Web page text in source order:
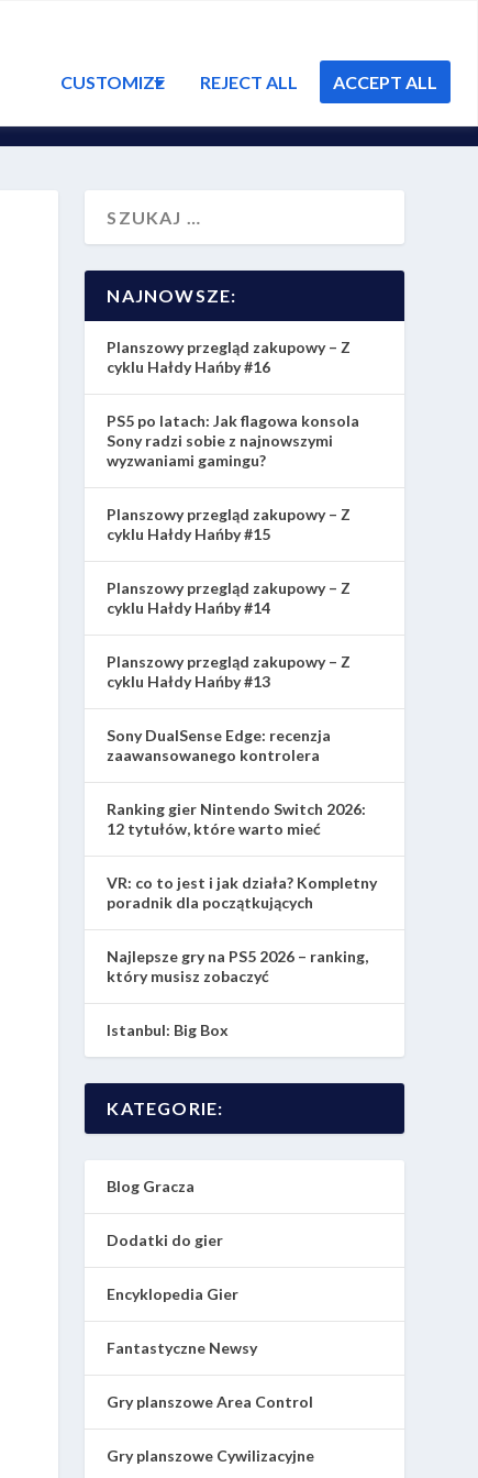
CUSTOMIZE REJECT ALL ACCEPT ALL
ENCYKLOPEDIA GIER
NAJNOWSZE:
Planszowy przegląd zakupowy – Z
cyklu Hałdy Hańby #16
PS5 po latach: Jak flagowa konsola
Sony radzi sobie z najnowszymi
wyzwaniami gamingu?
Planszowy przegląd zakupowy – Z
cyklu Hałdy Hańby #15
Planszowy przegląd zakupowy – Z
cyklu Hałdy Hańby #14
Planszowy przegląd zakupowy – Z
cyklu Hałdy Hańby #13
Sony DualSense Edge: recenzja
zaawansowanego kontrolera
Ranking gier Nintendo Switch 2026:
12 tytułów, które warto mieć
VR: co to jest i jak działa? Kompletny
poradnik dla początkujących
Najlepsze gry na PS5 2026 – ranking,
który musisz zobaczyć
Istanbul: Big Box
KATEGORIE:
Blog Gracza
Dodatki do gier
Encyklopedia Gier
Fantastyczne Newsy
Gry planszowe Area Control
Gry planszowe Cywilizacyjne